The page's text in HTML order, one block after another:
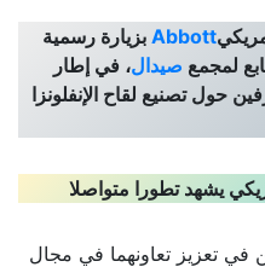
Abbott بزيارة رسمية
صيدال، في إطار
حول تصنيع لقاح الإنفلونزا
يشهد تطورا متواصلا
في تعزيز تعاونهما في مجال